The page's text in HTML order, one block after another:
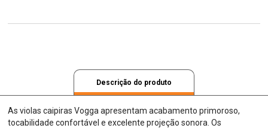
Descrição do produto
As violas caipiras Vogga apresentam acabamento primoroso,
tocabilidade confortável e excelente projeção sonora. Os